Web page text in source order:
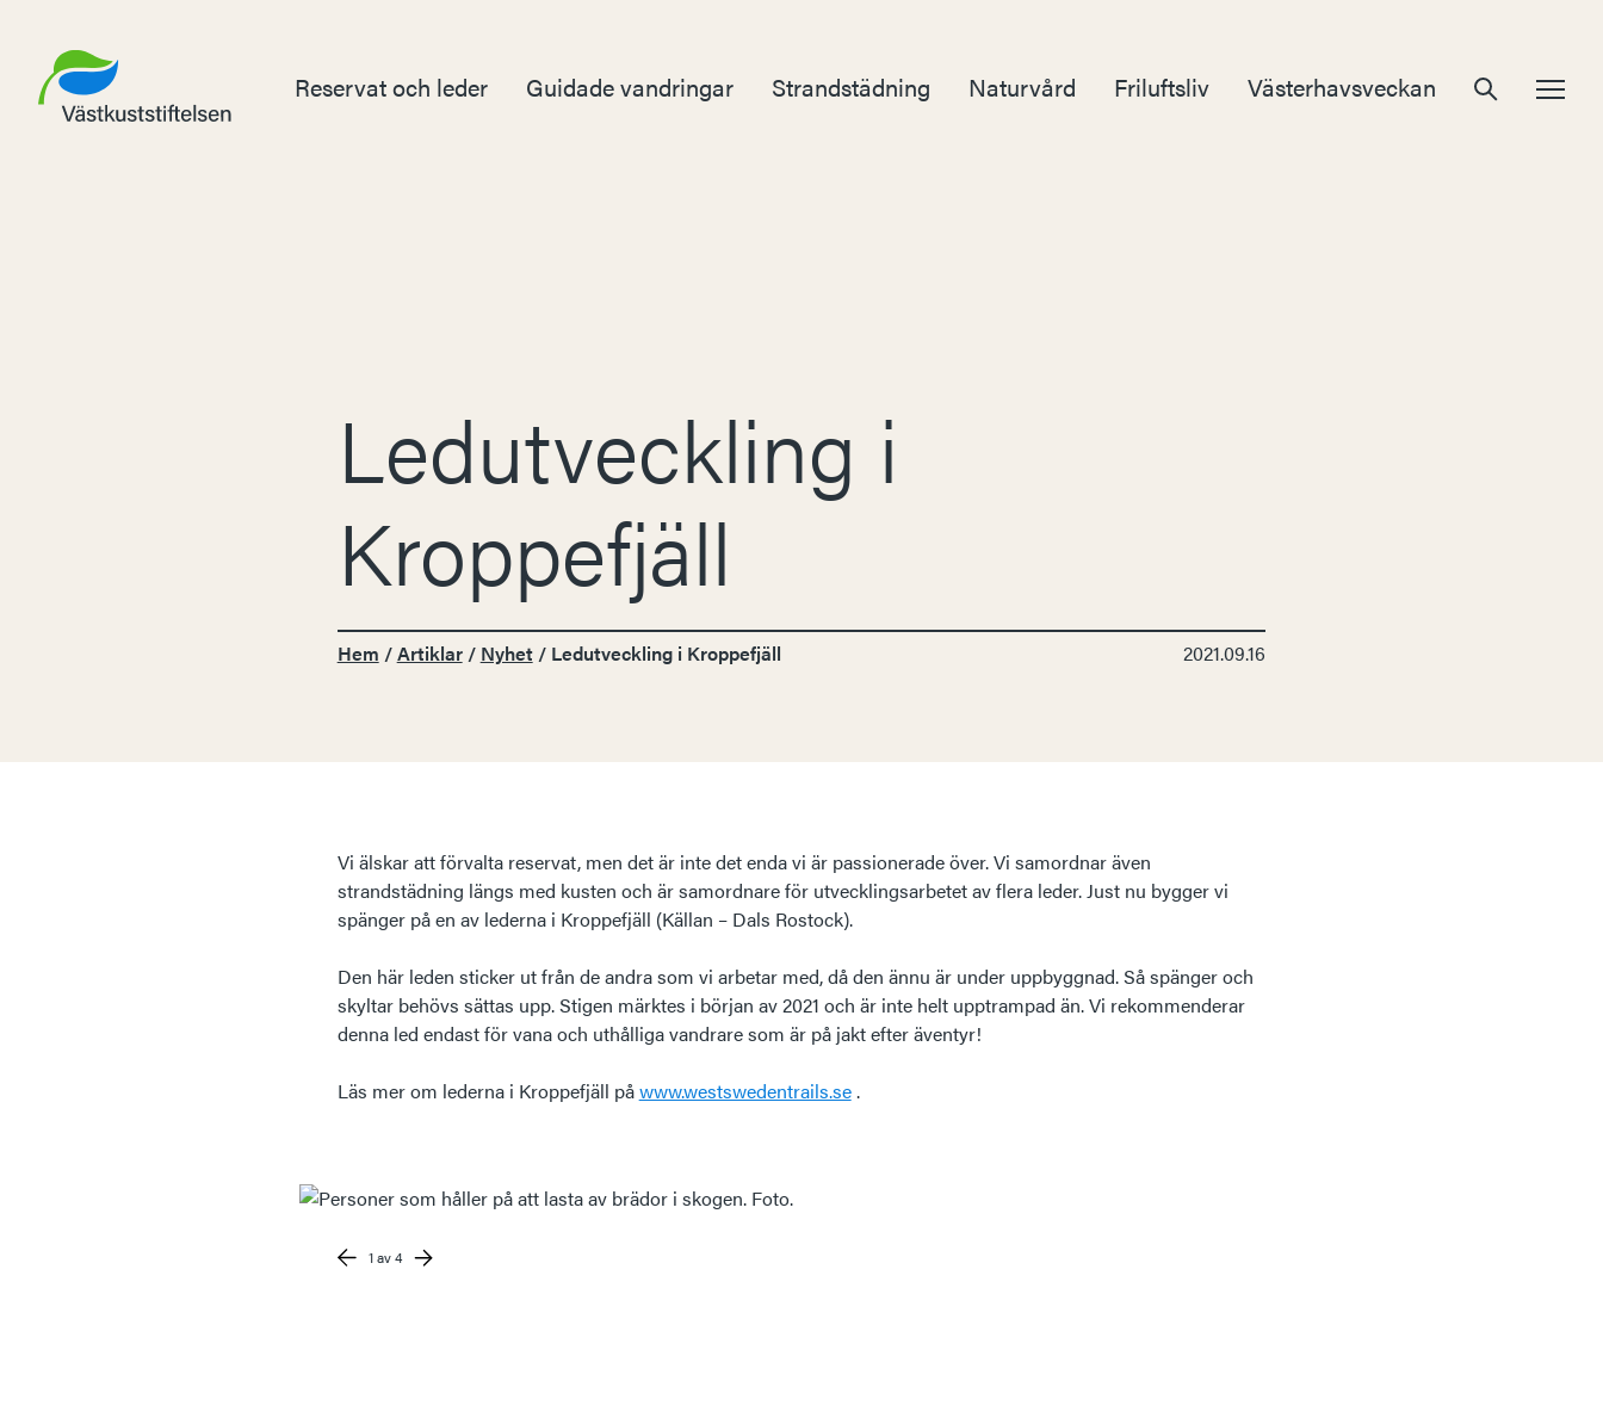
Reservat och leder Guidade vandringar Strandstädning Naturvård Friluftsliv Västerhavsveckan
Ledutveckling i
Kroppefjäll
Hem /Artiklar/ Nyhet/ Ledutveckling i Kroppefjäll 2021.09.16
Vi älskar att förvalta reservat, men det är inte det enda vi är passionerade över. Vi samordnar även
strandstädning längs med kusten och är samordnare för utvecklingsarbetet av flera leder. Just nu bygger vi
spänger på en av lederna i Kroppefjäll (Källan – Dals Rostock).
Den här leden sticker ut från de andra som vi arbetar med, då den ännu är under uppbyggnad. Så spänger och
skyltar behövs sättas upp. Stigen märktes i början av 2021 och är inte helt upptrampad än. Vi rekommenderar
denna led endast för vana och uthålliga vandrare som är på jakt efter äventyr!
Läs mer om lederna i Kroppefjäll påwww.westswedentrails.se.
1av 4